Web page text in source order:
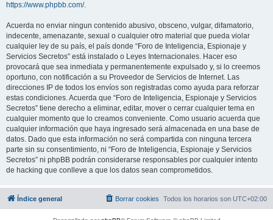
https://www.phpbb.com/.
Acuerda no enviar ningun contenido abusivo, obsceno, vulgar, difamatorio,
indecente, amenazante, sexual o cualquier otro material que pueda violar
cualquier ley de su país, el país donde “Foro de Inteligencia, Espionaje y
Servicios Secretos” está instalado o Leyes Internacionales. Hacer eso
provocará que sea inmediata y permanentemente expulsado y, si lo creemos
oportuno, con notificación a su Proveedor de Servicios de Internet. Las
direcciones IP de todos los envíos son registradas como ayuda para reforzar
estas condiciones. Acuerda que “Foro de Inteligencia, Espionaje y Servicios
Secretos” tiene derecho a eliminar, editar, mover o cerrar cualquier tema en
cualquier momento que lo creamos conveniente. Como usuario acuerda que
cualquier información que haya ingresado será almacenada en una base de
datos. Dado que esta información no será compartida con ninguna tercera
parte sin su consentimiento, ni “Foro de Inteligencia, Espionaje y Servicios
Secretos” ni phpBB podrán considerarse responsables por cualquier intento
de hacking que conlleve a que los datos sean comprometidos.
Índice general Todos los horarios son UTC+02:00
Borrar cookies